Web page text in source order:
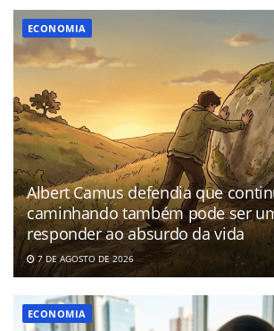
ECONOMIA
Albert Camus defendia que
caminhando também pode ser
responder ao absurdo da vida
7 DE AGOSTO DE 2026
ECONOMIA